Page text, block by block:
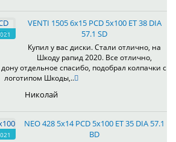
VENTI 1505 6x15 PCD 5x100 ET 38 DIA
57.1 SD
Купил у вас диски. Стали отлично, на
Шкоду рапид 2020. Все отлично,
отдельное спасибо, подобрал колпачки с
логотипом Шкоды,..
Николай
NEO 428 5x14 PCD 5x100 ET 35 DIA 57.1
BD